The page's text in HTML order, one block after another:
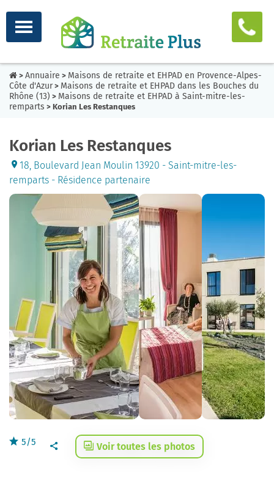
> Annuaire > Maisons de retraite et EHPAD en Provence-Alpes-
Côte d'Azur> Maisons de retraite et EHPAD dans les Bouches du
Rhône (13) > Maisons de retraite et EHPAD à Saint-mitre-les-
remparts > Korian Les Restanques
Korian Les Restanques
18, Boulevard Jean Moulin 13920 - Saint-mitre-les-
remparts - Résidence partenaire
5/5 Voir toutes les photos